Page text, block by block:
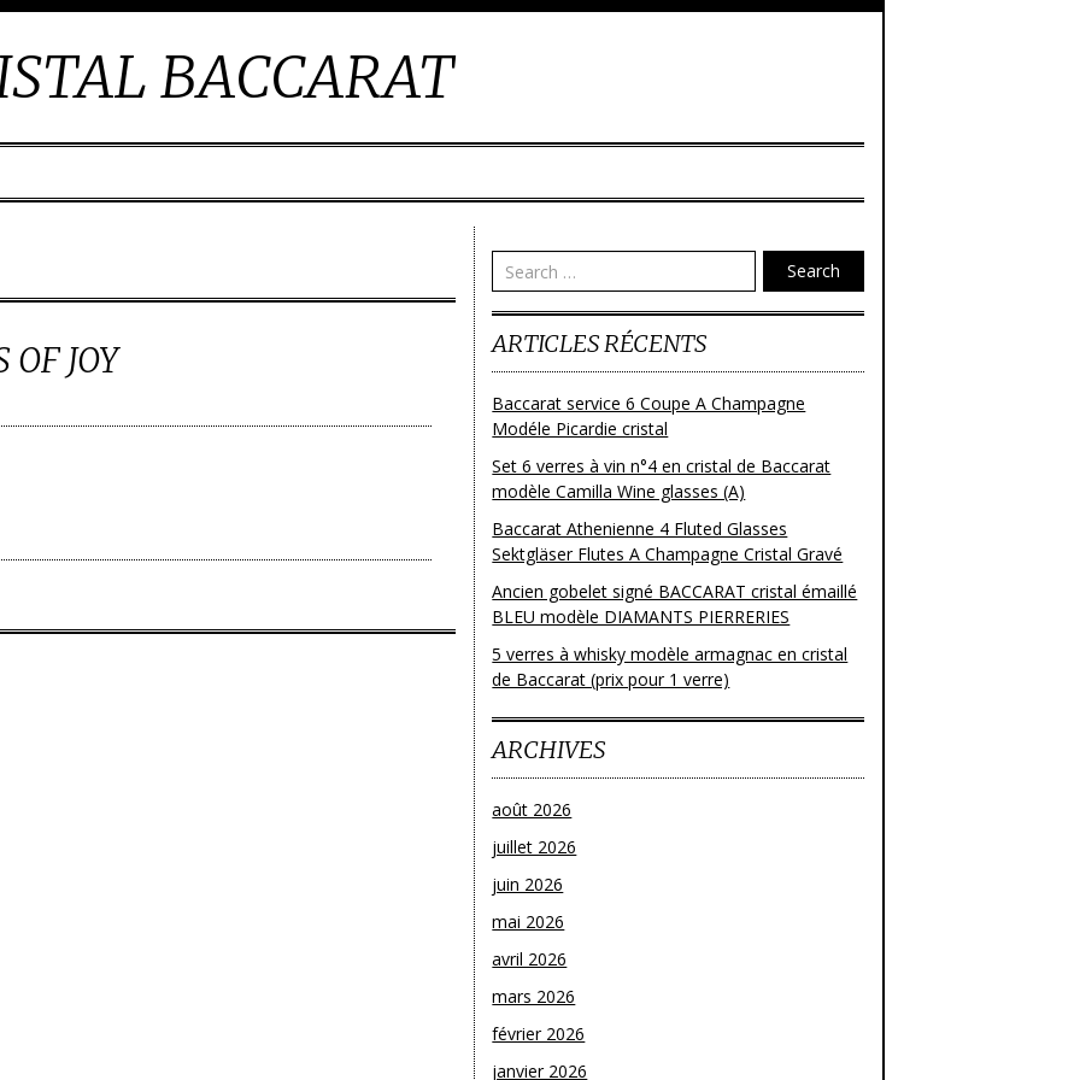
BACCARAT
JOY
Search
ARTICLES RÉCENTS
Baccarat service 6 Coupe A Champagne
Modéle Picardie cristal
Set 6 verres à vin n°4 en cristal de Baccarat
modèle Camilla Wine glasses (A)
Baccarat Athenienne 4 Fluted Glasses
Sektgläser Flutes A Champagne Cristal Gravé
Ancien gobelet signé BACCARAT cristal émaillé
BLEU modèle DIAMANTS PIERRERIES
5 verres à whisky modèle armagnac en cristal
de Baccarat (prix pour 1 verre)
ARCHIVES
août 2026
juillet 2026
juin 2026
mai 2026
avril 2026
mars 2026
février 2026
janvier 2026